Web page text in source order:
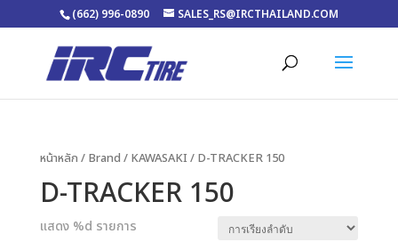
(662) 996-0890 SALES_RS@IRCTHAILAND.COM
หน้าหลัก / Brand / KAWASAKI / D-TRACKER 150
D-TRACKER 150
แสดง %d รายการ